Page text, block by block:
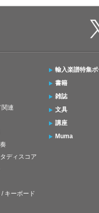
関連
ディスコア
キーボード
輸入楽譜特集
書籍
雑誌
文具
講座
Muma